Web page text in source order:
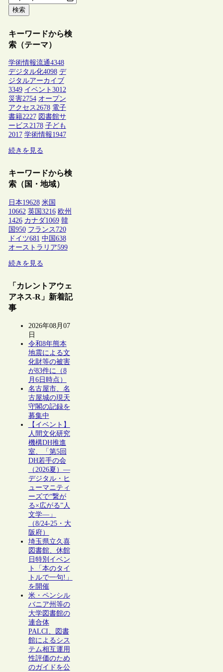
検索
キーワードから検
索（テーマ）
学術情報流通4348
デジタル化4098 デ
ジタルアーカイブ
3349 イベント 3012
災害2754 オープン
アクセス2678 電子
書籍2227 図書館サ
ービス2178 子ども
2017 学術情報1947
続きを見る
キーワードから検
索（国・地域）
日本19628 米国
10662 英国 3216 欧州
1426 カナダ1069 韓
国 950 フランス 720
ドイツ681 中国 638
オーストラリア599
続きを見る
「カレントアウェ
アネス-R」新着記
事
2026年08月07
日
令和8年熊本
地震による文
化財等の被害
が83件に（8
月6日時点）
名古屋市、名
古屋城の現天
守閣の記録を
募集中
【イベント】
人間文化研究
機構DH推進
室、「第5回
DH若手の会
（2026夏）―
デジタル・ヒ
ューマニティ
ーズで“繋が
る×広がる”人
文学―」
（8/24-25・大
阪府）
埼玉県立久喜
図書館、休館
日特別イベン
ト「本のタイ
トルで一句!」
を開催
米・ペンシル
バニア州等の
大学図書館の
連合体
PALCI、図書
館によるシス
テム相互運用
性評価のため
のガイドを公